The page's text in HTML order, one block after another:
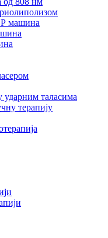
машина
ударним таласима
терапију